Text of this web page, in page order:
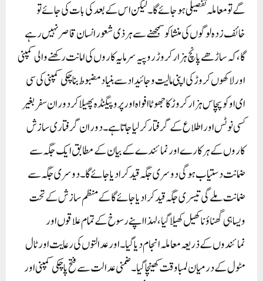
گے تو معاملہ تفصیلی ہو جائے گا۔ لیکن اس کے بعد کی بات کی جائے تو
خائف زدہ لوگوں کی منشا کو سمجھنے سے ہر ذی شعور انسان قاصر نہیں رہے
گا، کہ ساڑھے پانچ ہزار کروڑ روپیہ سرمایہ کاروں کی امانت رکھنے والی کمپنی
اور لاکھوں کروڑ کی اپنی مالیت و جائیداد سے بنیاد مضبوط بنا چکی کمپنی کی سی
ای او کوپچاس ہزار کروڑ کا جھوٹا افواہ اور پروپیگنڈہ پھیلا کر دوران سفر بغیر
کسی نوٹس اور اطلاع کے گرفتار کرلیا جاتا ہے۔ دوران گرفتاری سازش
کاروں کے ہرکارے اور نمائندے کے بیان کے مطابق ایک جگہ سے
ضمانت دستیاب ہو گی دوسری جگہ قید کرا دیا جائے گا۔ دوسری جگہ سے
ضمانت ملے گی تیسری جگہ قید کرا دیا جائے گا کے منظم سازش کے تحت
ویسا ہی گھناؤنا کھیل کھیلا گیا، لہذا اپنے رسوخ کے تمام علاقوں اور
نمائندوں کے ذریعہ معاملہ انجام دیا گیا۔ اور عدالتوں کی رعایت اور ٹال
مٹول کے درمیان لمبا وقت کھینچا گیا۔ ضمنی عدالت سے فتح پاچکی کمپنی اور